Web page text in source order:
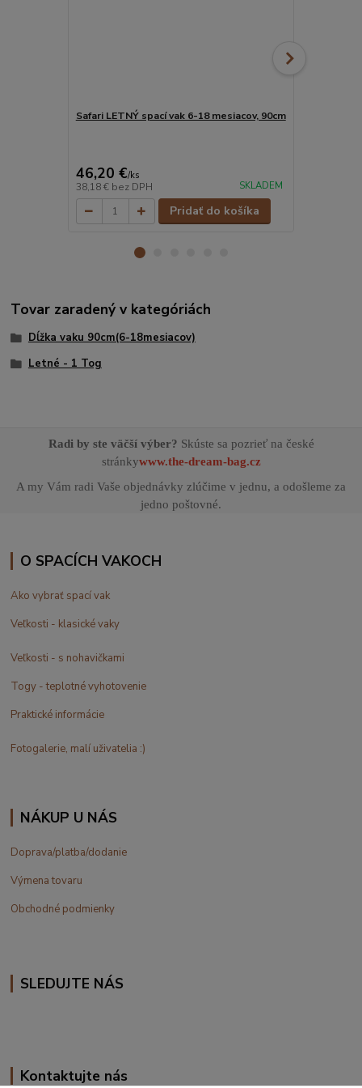
Safari LETNÝ spací vak 6-18 mesiacov, 90cm
46,20 €/ks
38,18 € bez DPH SKLADEM
Pridať do košíka
Tovar zaradený v kategóriách
Dĺžka vaku 90cm(6-18mesiacov)
Letné - 1 Tog
Radi by ste väčší výber? Skúste sa pozrieť na české
stránkywww.the-dream-bag.cz
A my Vám radi Vaše objednávky zlúčime v jednu, a odošleme za
jedno poštovné.
O SPACÍCH VAKOCH
Ako vybrať spací vak
Veľkosti - klasické vaky
Veľkosti - s nohavičkami
Togy - teplotné vyhotovenie
Praktické informácie
Fotogalerie, malí uživatelia :)
NÁKUP U NÁS
Doprava/platba/dodanie
Výmena tovaru
Obchodné podmienky
SLEDUJTE NÁS
Kontaktujte nás